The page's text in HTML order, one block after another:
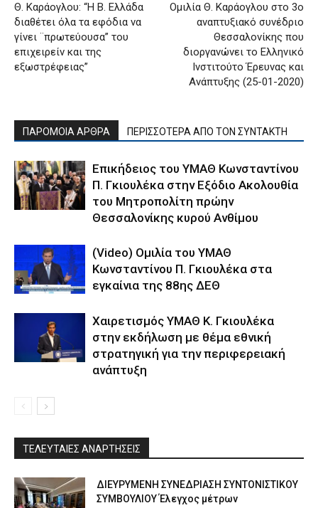
Θ. Καράογλου: “Η Β. Ελλάδα
διαθέτει όλα τα εφόδια να
γίνει ¨πρωτεύουσα” του
επιχειρείν και της
εξωστρέφειας”
Ομιλία Θ. Καράογλου στο 3ο
αναπτυξιακό συνέδριο
Θεσσαλονίκης που
διοργανώνει το Ελληνικό
Ινστιτούτο Έρευνας και
Ανάπτυξης (25-01-2020)
ΠΑΡΟΜΟΙΑ ΑΡΘΡΑ ΠΕΡΙΣΣΟΤΕΡΑ ΑΠΟ ΤΟΝ ΣΥΝΤΑΚΤΗ
Επικήδειος του ΥΜΑΘ Κωνσταντίνου
Π. Γκιουλέκα στην Εξόδιο Ακολουθία
του Μητροπολίτη πρώην
Θεσσαλονίκης κυρού Ανθίμου
(Video) Ομιλία του ΥΜΑΘ
Κωνσταντίνου Π. Γκιουλέκα στα
εγκαίνια της 88ης ΔΕΘ
Χαιρετισμός ΥΜΑΘ Κ. Γκιουλέκα
στην εκδήλωση με θέμα εθνική
στρατηγική για την περιφερειακή
ανάπτυξη
ΤΕΛΕΥΤΑΙΕΣ ΑΝΑΡΤΗΣΕΙΣ
ΔΙΕΥΡΥΜΕΝΗ ΣΥΝΕΔΡΙΑΣΗ ΣΥΝΤΟΝΙΣΤΙΚΟΥ
ΣΥΜΒΟΥΛΙΟΥ Έλεγχος μέτρων